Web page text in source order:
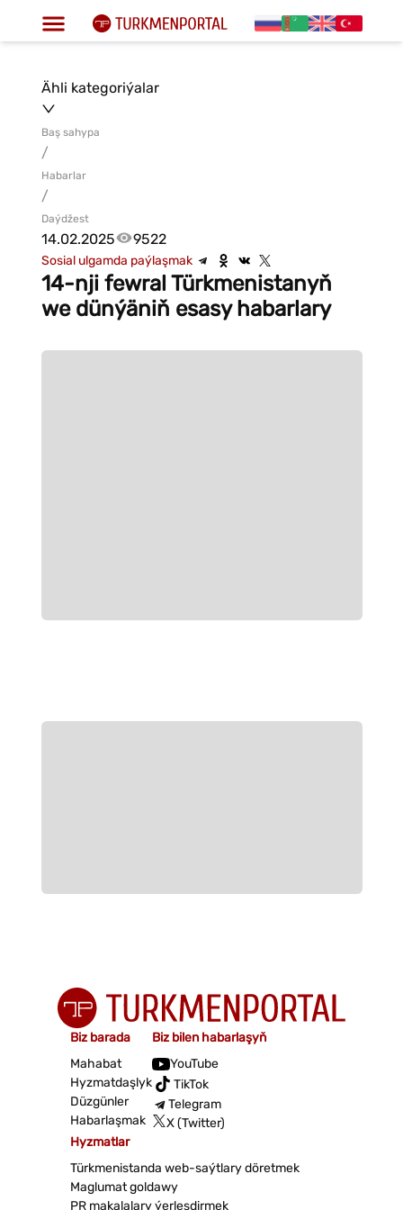
Ähli kategoriýalar
Baş sahypa
/
Habarlar
/
Daýdžest
14.02.2025 9522
Sosial ulgamda paýlaşmak
14-nji fewral Türkmenistanyň
we dünýäniň esasy habarlary
Biz barada
Mahabat
Hyzmatdaşlyk
Düzgünler
Habarlaşmak
Biz bilen habarlaşyň
YouTube
TikTok
Telegram
X (Twitter)
Hyzmatlar
Türkmenistanda web-saýtlary döretmek
Maglumat goldawy
PR makalalary ýerleşdirmek